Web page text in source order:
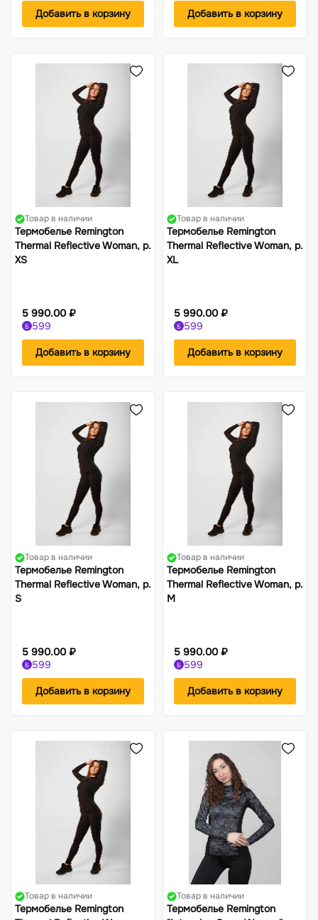
Добавить в корзину Добавить в корзину
Товар в наличии
Термобелье Remington
Thermal Reflective Woman, р.
XS
5 990.00 ₽
Б 599
Добавить в корзину
Товар в наличии
Термобелье Remington
Thermal Reflective Woman, р.
XL
5 990.00 ₽
Б 599
Добавить в корзину
Товар в наличии
Термобелье Remington
Thermal Reflective Woman, р.
S
5 990.00 ₽
Б 599
Добавить в корзину
Товар в наличии
Термобелье Remington
Thermal Reflective Woman, р.
M
5 990.00 ₽
Б 599
Добавить в корзину
Товар в наличии
Термобелье Remington
Товар в наличии
Термобелье Remington